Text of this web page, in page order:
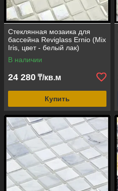
Стеклянная мозаика для
бассейна Reviglass Ernio (Mix
Iris, цвет - белый лак)
В наличии
24 280 ₸/кв.м
Купить